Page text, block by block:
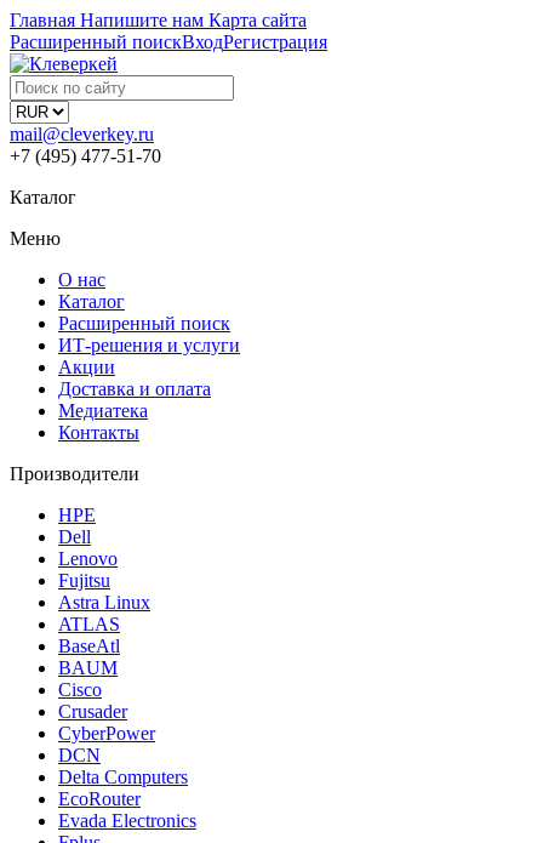
Главная Напишите нам Карта сайта
Расширенный поискВходРегистрация
mail@cleverkey.ru
+7 (495) 477-51-70
Каталог
Меню
О нас
Каталог
Расширенный поиск
ИТ-решения и услуги
Акции
Доставка и оплата
Медиатека
Контакты
Производители
HPE
Dell
Lenovo
Fujitsu
Astra Linux
ATLAS
BaseAtl
BAUM
Cisco
Crusader
CyberPower
DCN
Delta Computers
EcoRouter
Evada Electronics